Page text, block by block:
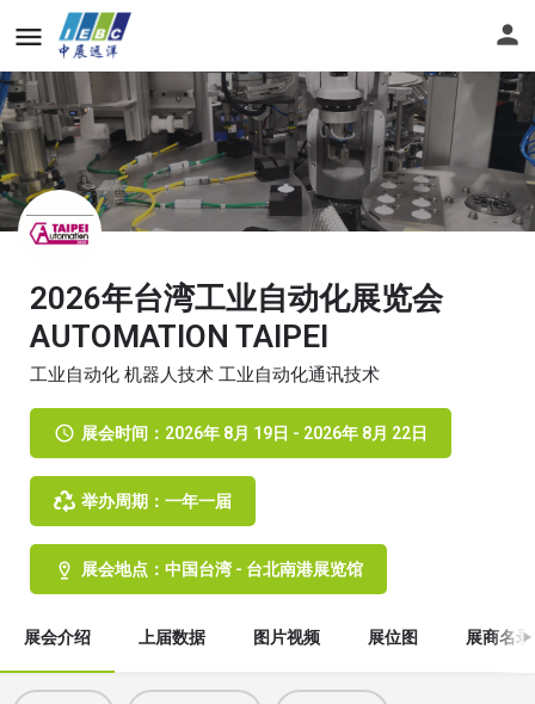
2026年台湾工业自动化展览会
AUTOMATION TAIPEI
工业自动化 机器人技术 工业自动化通讯技术
展会时间：2026年 8月 19日 - 2026年 8月 22日
举办周期：一年一届
展会地点：中国台湾 - 台北南港展览馆
展会介绍 上届数据 图片视频 展位图 展商名录